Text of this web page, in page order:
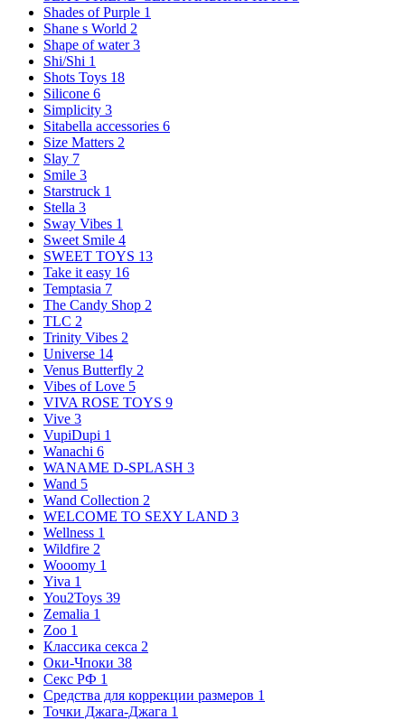
Shades of Purple 1
Shane s World 2
Shape of water 3
Shi/Shi 1
Shots Toys 18
Silicone 6
Simplicity 3
Sitabella accessories 6
Size Matters 2
Slay 7
Smile 3
Starstruck 1
Stella 3
Sway Vibes 1
Sweet Smile 4
SWEET TOYS 13
Take it easy 16
Temptasia 7
The Candy Shop 2
TLC 2
Trinity Vibes 2
Universe 14
Venus Butterfly 2
Vibes of Love 5
VIVA ROSE TOYS 9
Vive 3
VupiDupi 1
Wanachi 6
WANAME D-SPLASH 3
Wand 5
Wand Collection 2
WELCOME TO SEXY LAND 3
Wellness 1
Wildfire 2
Wooomy 1
Yiva 1
You2Toys 39
Zemalia 1
Zoo 1
Классика секса 2
Оки-Чпоки 38
Секс РФ 1
Средства для коррекции размеров 1
Точки Джага-Джага 1